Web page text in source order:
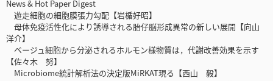
News & Hot Paper Digest
遊走細胞の細胞膜張力勾配【岩楯好昭】
母体免疫活性化により誘導される胎仔脳形成異常の新しい展開【向山
洋介】
ベージュ細胞から分泌されるホルモン様物質は，代謝改善効果を示す
【佐々木 努】
Microbiome統計解析法の決定版MiRKAT現る【西山 毅】